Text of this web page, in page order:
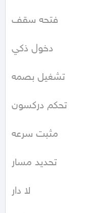
فتحه سقف
دخول ذكي
تشغيل بصمه
تحكم دركسون
مثبت سرعه
تحديد مسار
لا دار